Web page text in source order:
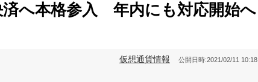
へ本格参入 年内にも対応開始へ
仮想通貨情報 公開日時:2021/02/11 10:18